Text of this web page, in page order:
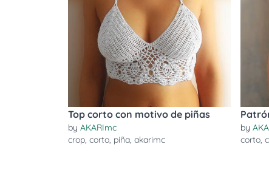
Top corto con motivo de piñas
by AKARImc
crop, corto, piña, akarimc
by
corto,